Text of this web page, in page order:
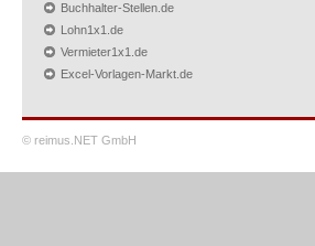
Buchhalter-Stellen.de
Lohn1x1.de
Vermieter1x1.de
Excel-Vorlagen-Markt.de
© reimus.NET GmbH